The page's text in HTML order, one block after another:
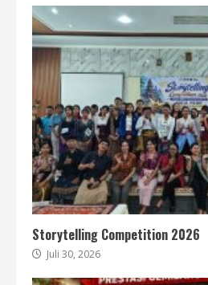
Storytelling Competition 2026
Juli 30, 2026